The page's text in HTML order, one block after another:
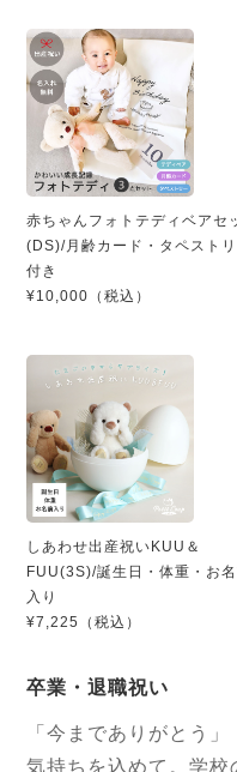
赤ちゃんフォトテディベアセ
(DS)/月齢カード・タペスト
付き
¥10,000（税込）
しあわせ出産祝いKUU＆
FUU(3S)/誕生日・体重・お
入り
¥7,225（税込）
卒業・退職祝い
「今までありがとう
気持ちを込めて。学